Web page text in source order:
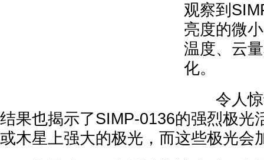
观察到
亮度的微
温度、云
化。
令人惊
结果也揭示了SIMP-0136的强烈极光
或木星上强大的极光，而这些极光会